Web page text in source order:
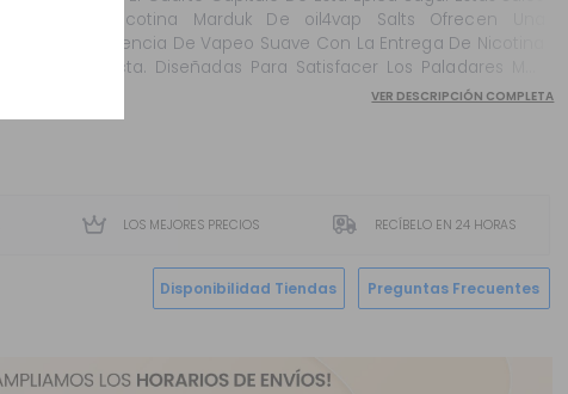
De Nicotina Marduk De oil4vap Salts Ofrecen Una
Experiencia De Vapeo Suave Con La Entrega De Nicotina
Perfecta. Diseñadas Para Satisfacer Los Paladares Más
Exigentes, Estas Sales Permiten Sumergirse En La
Complejid...
VER DESCRIPCIÓN COMPLETA
LOS MEJORES PRECIOS RECÍBELO EN 24 HORAS
Disponibilidad Tiendas Preguntas Frecuentes